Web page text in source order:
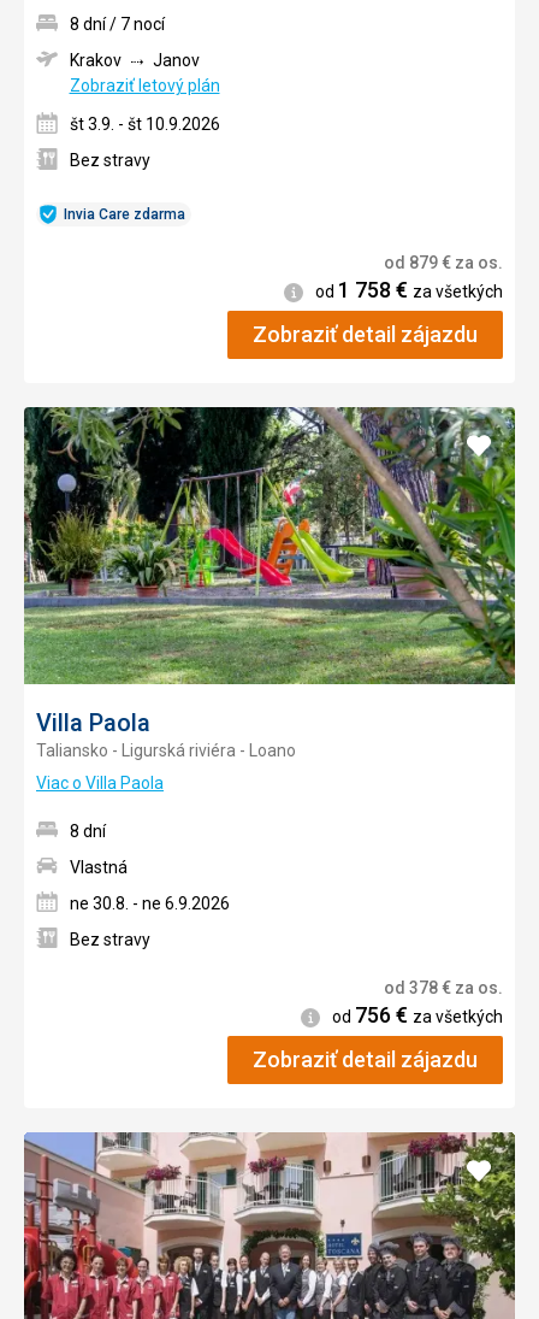
Invia Care zdarma
8 dní / 7 nocí
Krakov
Janov
Zobraziť letový plán
št 3.9. - št 10.9.2026
Bez stravy
od 879€ za os.
Informácie
od 1 758 € za všetkých
Zobraziť detail zájazdu
Villa Paola
Taliansko - Ligurská riviéra - Loano
Viac o Villa Paola
Pridať
do
8 dní
Vlastná
ne 30.8. - ne 6.9.2026
Bez stravy
od 378€ za os.
Informácie
od 756€ za všetkých
Zobraziť detail zájazdu
Pridať
do